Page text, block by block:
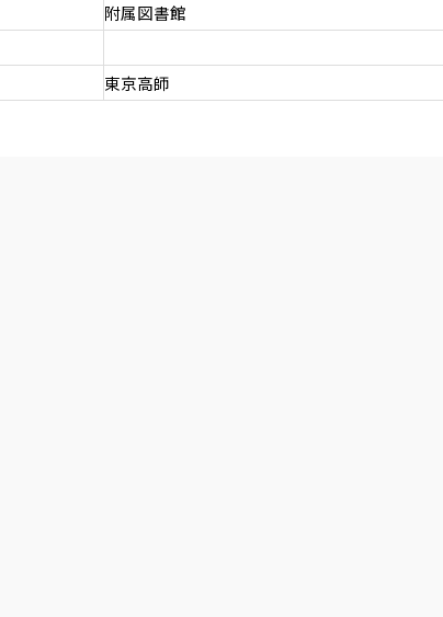
附属図書館
東京高師